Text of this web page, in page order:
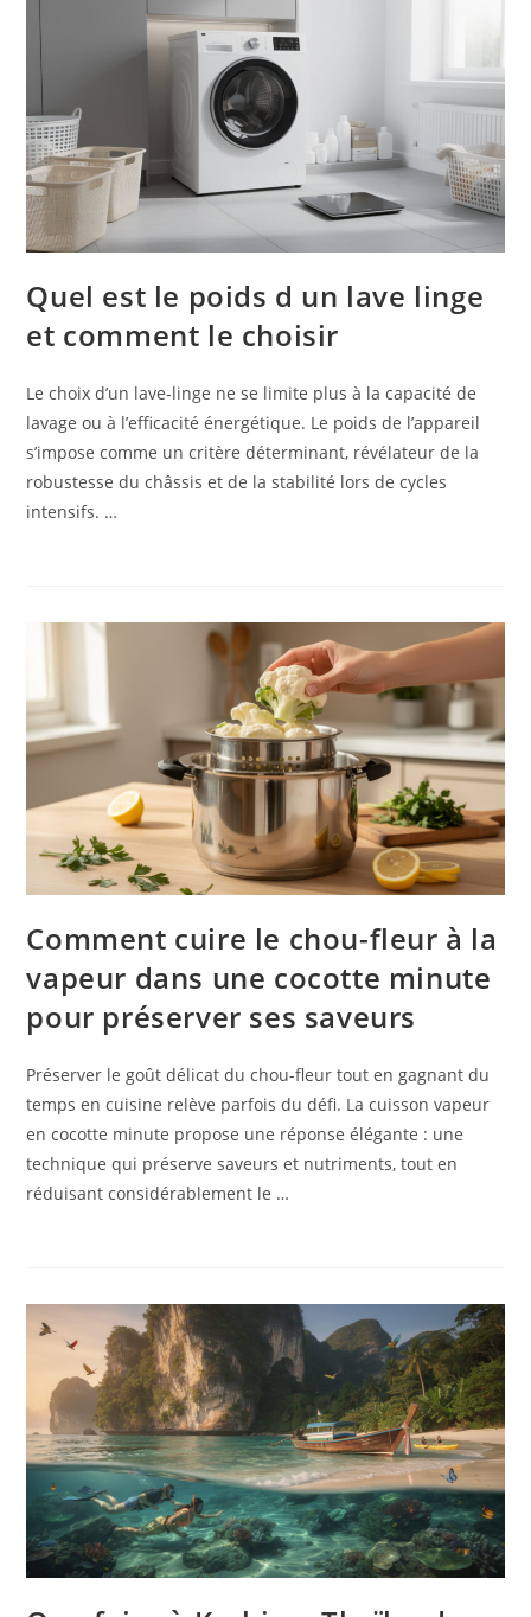
Quel est le poids d un lave linge
et comment le choisir
Le choix d’un lave-linge ne se limite plus à la capacité de
lavage ou à l’efficacité énergétique. Le poids de l’appareil
s’impose comme un critère déterminant, révélateur de la
robustesse du châssis et de la stabilité lors de cycles
intensifs. …
Comment cuire le chou-fleur à la
vapeur dans une cocotte minute
pour préserver ses saveurs
Préserver le goût délicat du chou-fleur tout en gagnant du
temps en cuisine relève parfois du défi. La cuisson vapeur
en cocotte minute propose une réponse élégante : une
technique qui préserve saveurs et nutriments, tout en
réduisant considérablement le …